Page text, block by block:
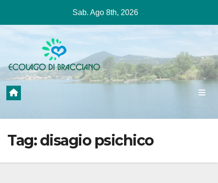
contenuto
Sab. Ago 8th, 2026
Tag:disagio psichico